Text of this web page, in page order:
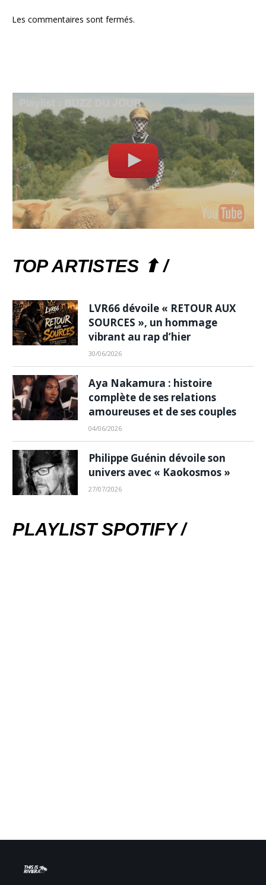
Les commentaires sont fermés.
TOP ARTISTES ⬆ /
LVR66 dévoile « RETOUR AUX
SOURCES », un hommage
vibrant au rap d’hier
30/06/2026
Aya Nakamura : histoire
complète de ses relations
amoureuses et de ses couples
04/06/2026
Philippe Guénin dévoile son
univers avec « Kaokosmos »
27/07/2026
PLAYLIST SPOTIFY /